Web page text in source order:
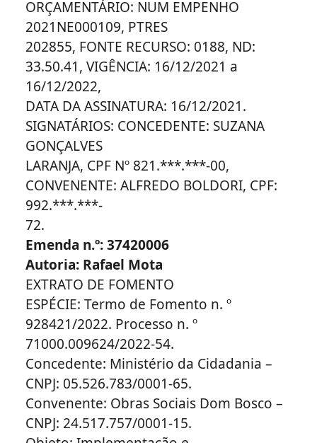
ORÇAMENTÁRIO: NUM EMPENHO
2021NE000109, PTRES
202855, FONTE RECURSO: 0188, ND:
33.50.41, VIGÊNCIA: 16/12/2021 a
16/12/2022,
DATA DA ASSINATURA: 16/12/2021.
SIGNATÁRIOS: CONCEDENTE: SUZANA
GONÇALVES
LARANJA, CPF Nº 821.***.***-00,
CONVENENTE: ALFREDO BOLDORI, CPF:
992.***.***-
72.
Emenda n.º: 37420006
Autoria: Rafael Mota
EXTRATO DE FOMENTO
ESPÉCIE: Termo de Fomento n. º
928421/2022. Processo n. º
71000.009624/2022-54.
Concedente: Ministério da Cidadania –
CNPJ: 05.526.783/0001-65.
Convenente: Obras Sociais Dom Bosco –
CNPJ: 24.517.757/0001-15.